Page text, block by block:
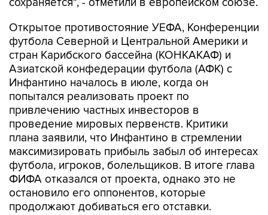
сохраняется", - отметили в европейском союзе.
Открытое противостояние УЕФА, Конференции
футбола Северной и Центральной Америки и
стран Карибского бассейна (КОНКАКАФ) и
Азиатской конфедерации футбола (АФК) с
Инфантино началось в июле, когда он
попытался реализовать проект по
привлечению частных инвесторов в
проведение мировых первенств. Критики
плана заявили, что Инфантино в стремлении
максимизировать прибыль забыл об интересах
футбола, игроков, болельщиков. В итоге глава
ФИФА отказался от проекта, однако это не
остановило его оппонентов, которые
продолжают добиваться его отставки.